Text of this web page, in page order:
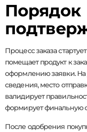
Порядок
Процесс заказа
помещает продукт к
оформлению заявки.
сведения, место
валидирует
формирует финальную
После одобрения